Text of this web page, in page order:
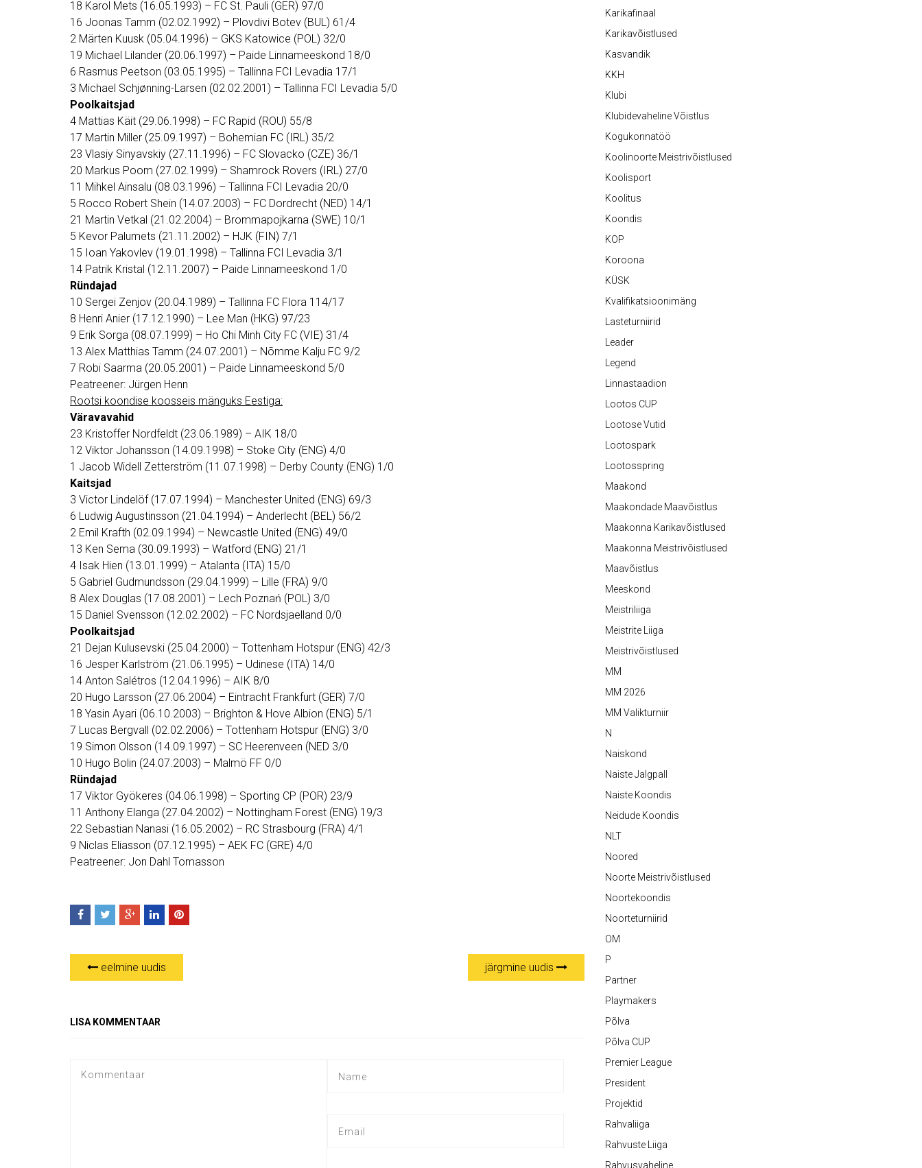
18 Karol Mets (16.05.1993) – FC St. Pauli (GER) 97/0
16 Joonas Tamm (02.02.1992) – Plovdivi Botev (BUL) 61/4
2 Märten Kuusk (05.04.1996) – GKS Katowice (POL) 32/0
19 Michael Lilander (20.06.1997) – Paide Linnameeskond 18/0
6 Rasmus Peetson (03.05.1995) – Tallinna FCI Levadia 17/1
3 Michael Schjønning-Larsen (02.02.2001) – Tallinna FCI Levadia 5/0
Poolkaitsjad
4 Mattias Käit (29.06.1998) – FC Rapid (ROU) 55/8
17 Martin Miller (25.09.1997) – Bohemian FC (IRL) 35/2
23 Vlasiy Sinyavskiy (27.11.1996) – FC Slovacko (CZE) 36/1
20 Markus Poom (27.02.1999) – Shamrock Rovers (IRL) 27/0
11 Mihkel Ainsalu (08.03.1996) – Tallinna FCI Levadia 20/0
5 Rocco Robert Shein (14.07.2003) – FC Dordrecht (NED) 14/1
21 Martin Vetkal (21.02.2004) – Brommapojkarna (SWE) 10/1
5 Kevor Palumets (21.11.2002) – HJK (FIN) 7/1
15 Ioan Yakovlev (19.01.1998) – Tallinna FCI Levadia 3/1
14 Patrik Kristal (12.11.2007) – Paide Linnameeskond 1/0
Ründajad
10 Sergei Zenjov (20.04.1989) – Tallinna FC Flora 114/17
8 Henri Anier (17.12.1990) – Lee Man (HKG) 97/23
9 Erik Sorga (08.07.1999) – Ho Chi Minh City FC (VIE) 31/4
13 Alex Matthias Tamm (24.07.2001) – Nõmme Kalju FC 9/2
7 Robi Saarma (20.05.2001) – Paide Linnameeskond 5/0
Peatreener: Jürgen Henn
Rootsi koondise koosseis mänguks Eestiga:
Väravavahid
23 Kristoffer Nordfeldt (23.06.1989) – AIK 18/0
12 Viktor Johansson (14.09.1998) – Stoke City (ENG) 4/0
1 Jacob Widell Zetterström (11.07.1998) – Derby County (ENG) 1/0
Kaitsjad
3 Victor Lindelöf (17.07.1994) – Manchester United (ENG) 69/3
6 Ludwig Augustinsson (21.04.1994) – Anderlecht (BEL) 56/2
2 Emil Krafth (02.09.1994) – Newcastle United (ENG) 49/0
13 Ken Sema (30.09.1993) – Watford (ENG) 21/1
4 Isak Hien (13.01.1999) – Atalanta (ITA) 15/0
5 Gabriel Gudmundsson (29.04.1999) – Lille (FRA) 9/0
8 Alex Douglas (17.08.2001) – Lech Poznań (POL) 3/0
15 Daniel Svensson (12.02.2002) – FC Nordsjaelland 0/0
Poolkaitsjad
21 Dejan Kulusevski (25.04.2000) – Tottenham Hotspur (ENG) 42/3
16 Jesper Karlström (21.06.1995) – Udinese (ITA) 14/0
14 Anton Salétros (12.04.1996) – AIK 8/0
20 Hugo Larsson (27.06.2004) – Eintracht Frankfurt (GER) 7/0
18 Yasin Ayari (06.10.2003) – Brighton & Hove Albion (ENG) 5/1
7 Lucas Bergvall (02.02.2006) – Tottenham Hotspur (ENG) 3/0
19 Simon Olsson (14.09.1997) – SC Heerenveen (NED 3/0
10 Hugo Bolin (24.07.2003) – Malmö FF 0/0
Ründajad
17 Viktor Gyökeres (04.06.1998) – Sporting CP (POR) 23/9
11 Anthony Elanga (27.04.2002) – Nottingham Forest (ENG) 19/3
22 Sebastian Nanasi (16.05.2002) – RC Strasbourg (FRA) 4/1
9 Niclas Eliasson (07.12.1995) – AEK FC (GRE) 4/0
Peatreener: Jon Dahl Tomasson
eelmine uudis järgmine uudis
LISA KOMMENTAAR
Karikafinaal
Karikavõistlused
Kasvandik
KKH
Klubi
Klubidevaheline Võistlus
Kogukonnatöö
Koolinoorte Meistrivõistlused
Koolisport
Koolitus
Koondis
KOP
Koroona
KÜSK
Kvalifikatsioonimäng
Lasteturniirid
Leader
Legend
Linnastaadion
Lootos CUP
Lootose Vutid
Lootospark
Lootosspring
Maakond
Maakondade Maavõistlus
Maakonna Karikavõistlused
Maakonna Meistrivõistlused
Maavõistlus
Meeskond
Meistriliiga
Meistrite Liiga
Meistrivõistlused
MM
MM 2026
MM Valikturniir
N
Naiskond
Naiste Jalgpall
Naiste Koondis
Neidude Koondis
NLT
Noored
Noorte Meistrivõistlused
Noortekoondis
Noorteturniirid
OM
P
Partner
Playmakers
Põlva
Põlva CUP
Premier League
President
Projektid
Rahvaliiga
Rahvuste Liiga
Rahvusvaheline